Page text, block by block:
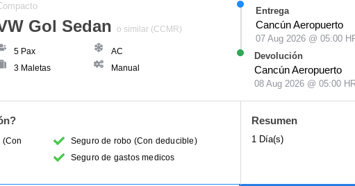
Gol Sedan o similar (CCMR)
5 Pax
3 Maletas
AC
Manual
Entrega
Cancún Aeropuerto
07 Aug 2026 @ 05:00
Devolución
Cancún Aeropuerto
08 Aug 2026 @ 05:00
(Con
Seguro de robo (Con deducible)
Seguro de gastos medicos
Resumen
1 Día(s)